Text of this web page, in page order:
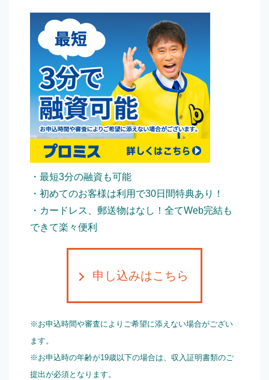
・最短3分の融資も可能
・初めてのお客様は利用で30日間特典あり！
・カードレス、郵送物はなし！全てWeb完結も
できて楽々便利
申し込みはこちら
※お申込時間や審査によりご希望に添えない場合がござい
ます。
※お申込時の年齢が19歳以下の場合は、収入証明書類のご
提出が必須となります。